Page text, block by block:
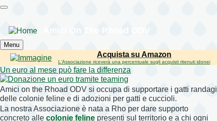
Salta
principale
Menu
Acquista su Amazon
L'Associazione riceverà una percentuale sugli acquisti ritenuti idonei
Un euro al mese può fare la differenza
Amici on the Rhoad ODV si occupa di supportare i gatti randagi
delle colonie feline e di adozioni per gatti e cuccioli.
La nostra Associazione è nata a Rho per dare supporto
concreto alle colonie feline presenti sul territorio e a chi ogni